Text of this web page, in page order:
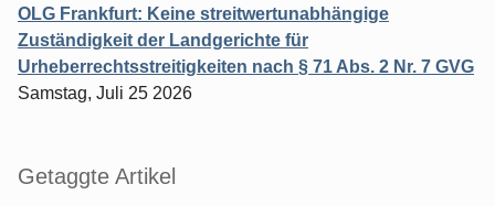
OLG Frankfurt: Keine streitwertunabhängige
Zuständigkeit der Landgerichte für
Urheberrechtsstreitigkeiten nach § 71 Abs. 2 Nr. 7 GVG
Samstag, Juli 25 2026
Getaggte Artikel